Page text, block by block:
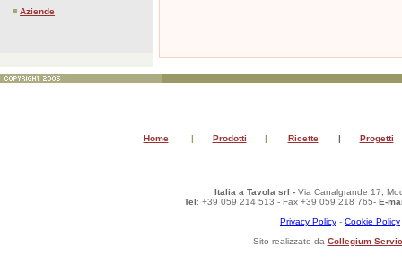
Aziende
Home | Prodotti | Ricette | Progetti
Italia a Tavola srl - Via Canalgrande 17,
Tel: +39 059 214 513 - Fax +39 059 218 765- E-
Privacy Policy - Cookie Policy
Sito realizzato da Collegium